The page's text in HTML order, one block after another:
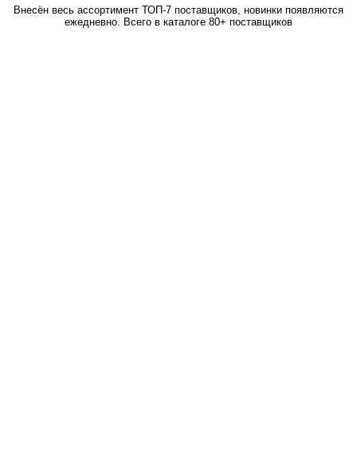
Внесён весь ассортимент ТОП-7 поставщиков, новинки появляются
ежедневно. Всего в каталоге 80+ поставщиков